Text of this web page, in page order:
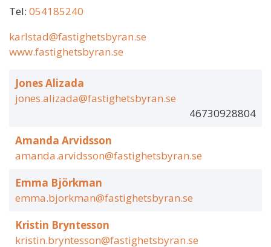
Tel: 054185240
karlstad@fastighetsbyran.se
www.fastighetsbyran.se
Jones Alizada
jones.alizada@fastighetsbyran.se
46730928804
Amanda Arvidsson
amanda.arvidsson@fastighetsbyran.se
Emma Björkman
emma.bjorkman@fastighetsbyran.se
Kristin Bryntesson
kristin.bryntesson@fastighetsbyran.se